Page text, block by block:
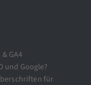
GA4
und Google?
für